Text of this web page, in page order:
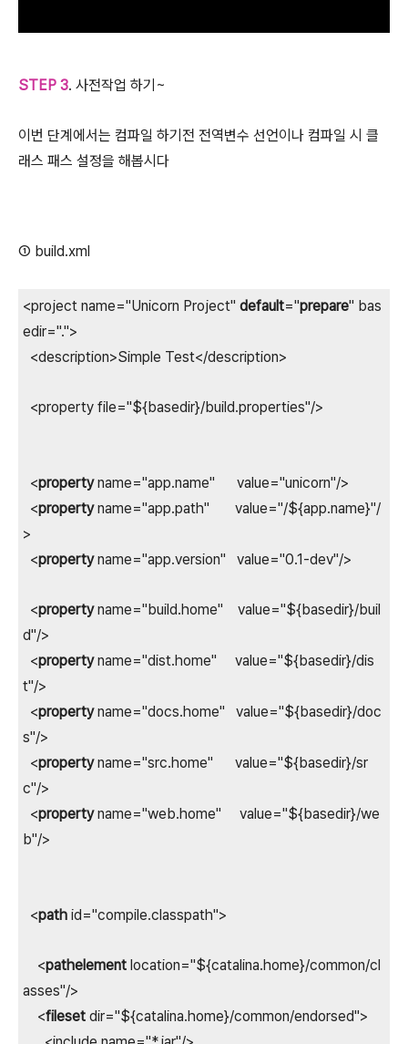
STEP 3. 사전작업 하기~
이번 단계에서는 컴파일 하기전 전역변수 선언이나 컴파일 시 클
래스 패스 설정을 해봅시다
① build.xml
<project name="Unicorn Project" default="prepare" bas
edir=".">
<description>Simple Test</description>
<property file="${basedir}/build.properties"/>
<propertyname="app.name" value="unicorn"/>
<propertyname="app.path" value="/${app.name}"/
>
<propertyname="app.version" value="0.1-dev"/>
<propertyname="build.home" value="${basedir}/buil
d"/>
<propertyname="dist.home" value="${basedir}/dis
t"/>
<propertyname="docs.home" value="${basedir}/doc
s"/>
<propertyname="src.home" value="${basedir}/sr
c"/>
<propertyname="web.home" value="${basedir}/we
b"/>
<path id="compile.classpath">
<pathelement location="${catalina.home}/common/cl
asses"/>
<fileset dir="${catalina.home}/common/endorsed">